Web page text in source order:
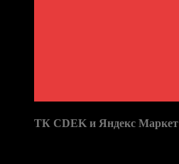
ТК CDEK и Яндекс Маркет